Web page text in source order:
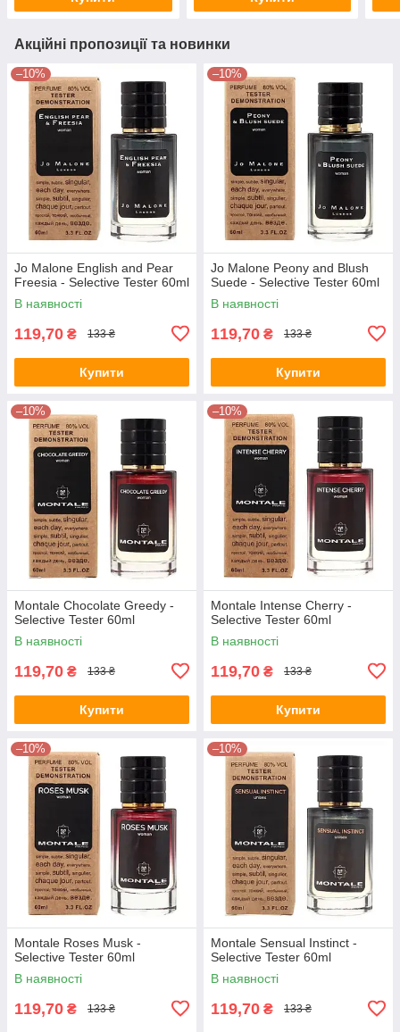
Акційні пропозиції та новинки
–10%
Jo Malone English and Pear
Freesia - Selective Tester 60ml
В наявності
119,70 ₴ 133 ₴
Купити
–10%
Jo Malone Peony and Blush
Suede - Selective Tester 60ml
В наявності
119,70 ₴ 133 ₴
Купити
–10%
Montale Chocolate Greedy -
Selective Tester 60ml
В наявності
119,70 ₴ 133 ₴
Купити
–10%
Montale Intense Cherry -
Selective Tester 60ml
В наявності
119,70 ₴ 133 ₴
Купити
–10%
Montale Roses Musk -
Selective Tester 60ml
В наявності
119,70 ₴ 133 ₴
–10%
Montale Sensual Instinct -
Selective Tester 60ml
В наявності
119,70 ₴ 133 ₴